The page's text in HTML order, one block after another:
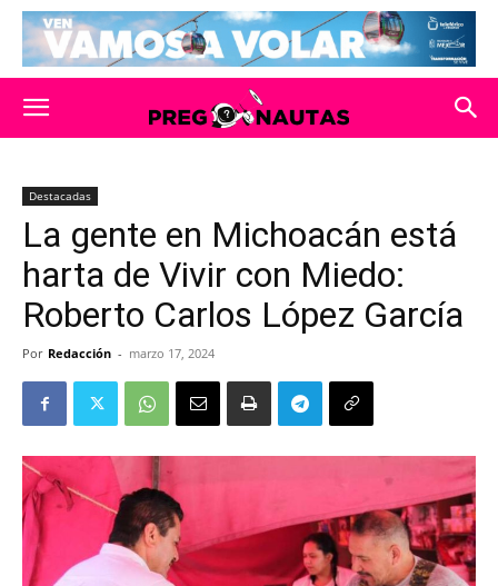
Destacadas
La gente en Michoacán está
harta de Vivir con Miedo:
Roberto Carlos López García
Por Redacción - marzo 17, 2024